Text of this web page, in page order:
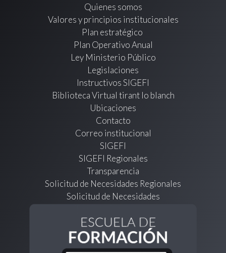
Quienes somos
Valores y principios institucionales
Plan estratégico
Plan Operativo Anual
Ley Ministerio Público
Legislaciones
Instructivos SIGEFI
Biblioteca Virtual tirant lo blanch
Ubicaciones
Contacto
Correo institucional
SIGEFI
SIGEFI Regionales
Transparencia
Solicitud de Necesidades Regionales
Solicitud de Necesidades